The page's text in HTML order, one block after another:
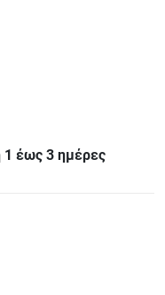
έως 3 ημέρες